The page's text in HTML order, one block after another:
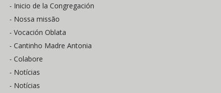
- Inicio de la Congregación
- Nossa missão
- Vocación Oblata
- Cantinho Madre Antonia
- Colabore
- Notícias
- Notícias